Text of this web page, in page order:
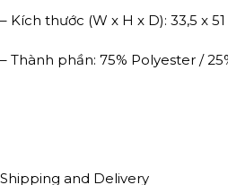
– Kích thước (W x H x D): 33,5 x
– Thành phần: 75% Polyester /
Shipping and Delivery